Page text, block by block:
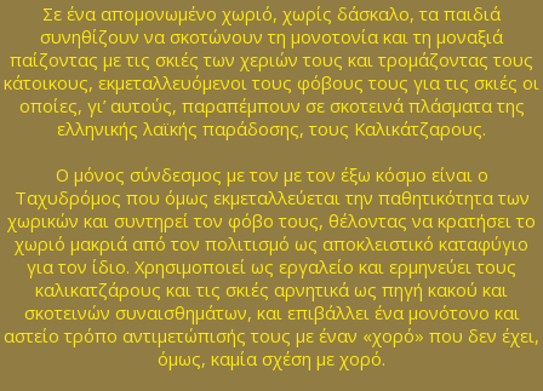
Σε ένα απομονωμένο χωριό, χωρίς δάσκαλο, τα παιδιά
συνηθίζουν να σκοτώνουν τη μονοτονία και τη μοναξιά
παίζοντας με τις σκιές των χεριών τους και τρομάζοντας τους
κάτοικους, εκμεταλλευόμενοι τους φόβους τους για τις σκιές οι
οποίες, γι’ αυτούς, παραπέμπουν σε σκοτεινά πλάσματα της
ελληνικής λαϊκής παράδοσης, τους Καλικάτζαρους.
Ο μόνος σύνδεσμος με τον με τον έξω κόσμο είναι ο
Ταχυδρόμος που όμως εκμεταλλεύεται την παθητικότητα των
χωρικών και συντηρεί τον φόβο τους, θέλοντας να κρατήσει το
χωριό μακριά από τον πολιτισμό ως αποκλειστικό καταφύγιο
για τον ίδιο. Χρησιμοποιεί ως εργαλείο και ερμηνεύει τους
καλικατζάρους και τις σκιές αρνητικά ως πηγή κακού και
σκοτεινών συναισθημάτων, και επιβάλλει ένα μονότονο και
αστείο τρόπο αντιμετώπισής τους με έναν «χορό» που δεν έχει,
όμως, καμία σχέση με χορό.